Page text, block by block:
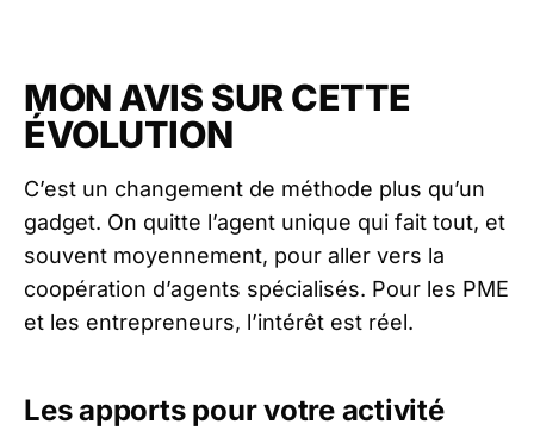
MON AVIS SUR CETTE
ÉVOLUTION
C’est un changement de méthode plus qu’un
gadget. On quitte l’agent unique qui fait tout, et
souvent moyennement, pour aller vers la
coopération d’agents spécialisés. Pour les PME
et les entrepreneurs, l’intérêt est réel.
Les apports pour votre activité